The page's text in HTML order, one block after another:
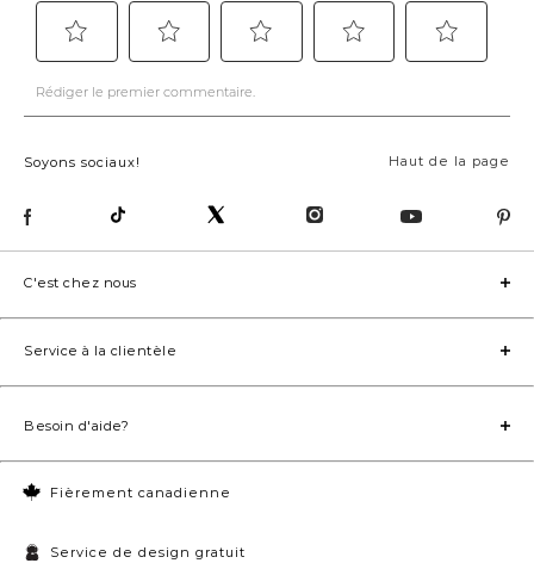
Haut de la page
Soyons sociaux!
Fièrement canadienne
Service de design gratuit
C'est chez nous
Service à la clientèle
Besoin d'aide?